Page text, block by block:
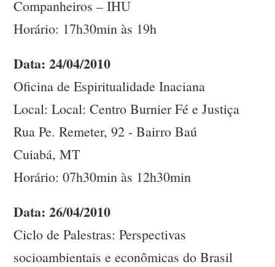
Companheiros – IHU
Horário: 17h30min às 19h
Data: 24/04/2010
Oficina de Espiritualidade Inaciana
Local: Local: Centro Burnier Fé e Justiça
Rua Pe. Remeter, 92 - Bairro Baú
Cuiabá, MT
Horário: 07h30min às 12h30min
Data: 26/04/2010
Ciclo de Palestras: Perspectivas
socioambientais e econômicas do Brasil